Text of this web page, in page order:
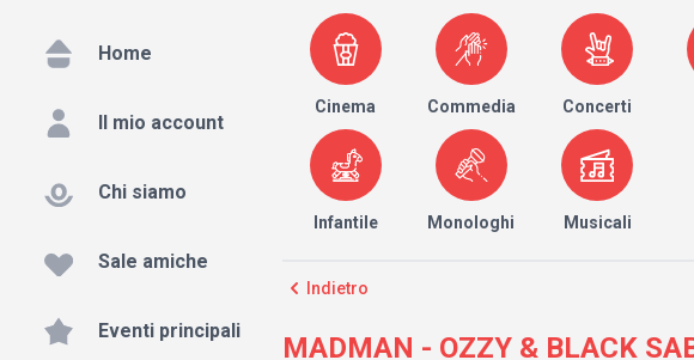
Home
Il mio account
Chi siamo
Sale amiche
Eventi principali
Cinema Commedia Concerti
Infantile Monologhi Musicali
Indietro
MADMAN - OZZY & BLACK